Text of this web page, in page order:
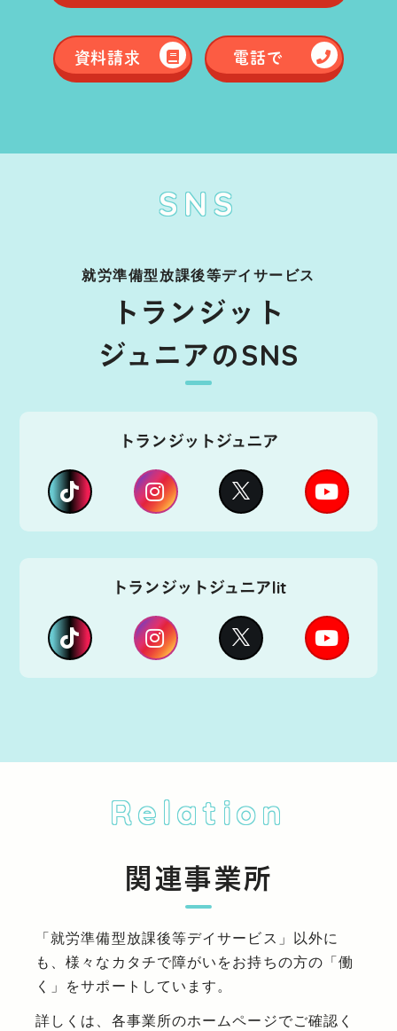
資料請求 電話で
SNS
就労準備型放課後等デイサービス
トランジット
ジュニアのSNS
トランジットジュニア
トランジットジュニアlit
Relation
関連事業所
「就労準備型放課後等デイサービス」以外に
も、様々なカタチで障がいをお持ちの方の「働
く」をサポートしています。
詳しくは、各事業所のホームページでご確認く